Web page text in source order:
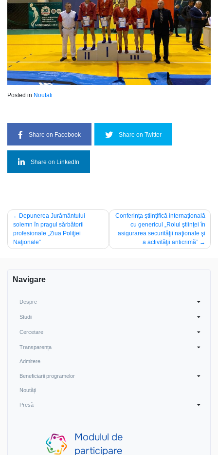
Posted in Noutati
Share on Facebook Share on Twitter
Share on LinkedIn
Navigare
în
articole
Depunerea Jurământului
solemn în pragul sărbătorii
profesionale „Ziua Poliţiei
Naţionale”
Conferinţa ştiinţifică internaţională
cu genericul „Rolul ştiinţei în
asigurarea securităţii naţionale şi
a activităţii anticrimă”
Navigare
Despre
Studii
Cercetare
Transparența
Admitere
Beneficiarii programelor
Noutăți
Presă